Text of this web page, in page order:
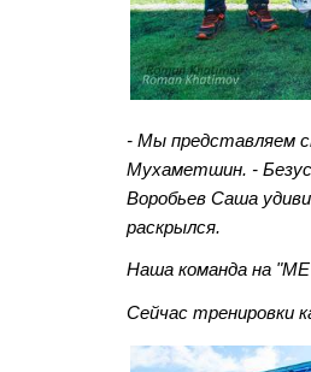
- Мы представляем
Мухаметшин. -
Воробьев Саша
раскрылся.
Наша команда на
Сейчас тренировки